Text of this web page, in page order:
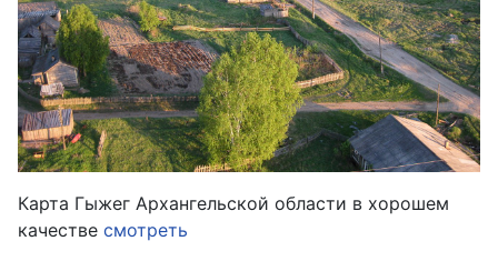
Карта Гыжег Архангельской области в хорошем
качестве смотреть